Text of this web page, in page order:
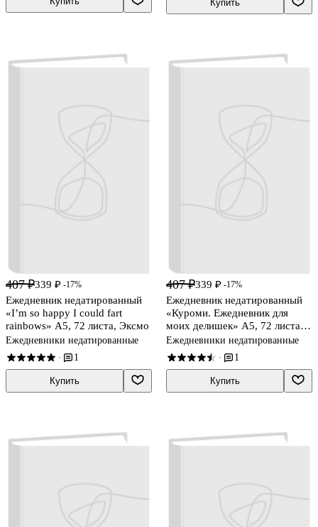
Купить
407 ₽339 ₽ -17%
Ежедневник недатированный
«I’m so happy I could fart
rainbows» А5, 72 листа, Эксмо
Ежедневники недатированные
· 1
Купить
407 ₽339 ₽ -17%
Ежедневник недатированный
«Куроми. Ежедневник для
моих делишек» А5, 72 листа,
Эксмо
Ежедневники недатированные
· 1
Купить